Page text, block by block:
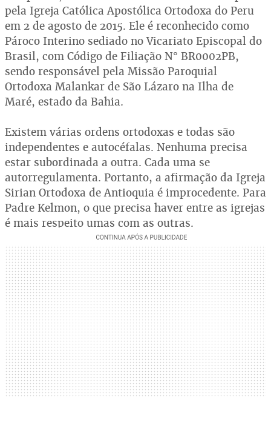
pela Igreja Católica Apostólica Ortodoxa do Peru
em 2 de agosto de 2015. Ele é reconhecido como
Pároco Interino sediado no Vicariato Episcopal do
Brasil, com Código de Filiação N° BR0002PB,
sendo responsável pela Missão Paroquial
Ortodoxa Malankar de São Lázaro na Ilha de
Maré, estado da Bahia.
Existem várias ordens ortodoxas e todas são
independentes e autocéfalas. Nenhuma precisa
estar subordinada a outra. Cada uma se
autorregulamenta. Portanto, a afirmação da Igreja
Sirian Ortodoxa de Antioquia é improcedente. Para
Padre Kelmon, o que precisa haver entre as igrejas
é mais respeito umas com as outras.